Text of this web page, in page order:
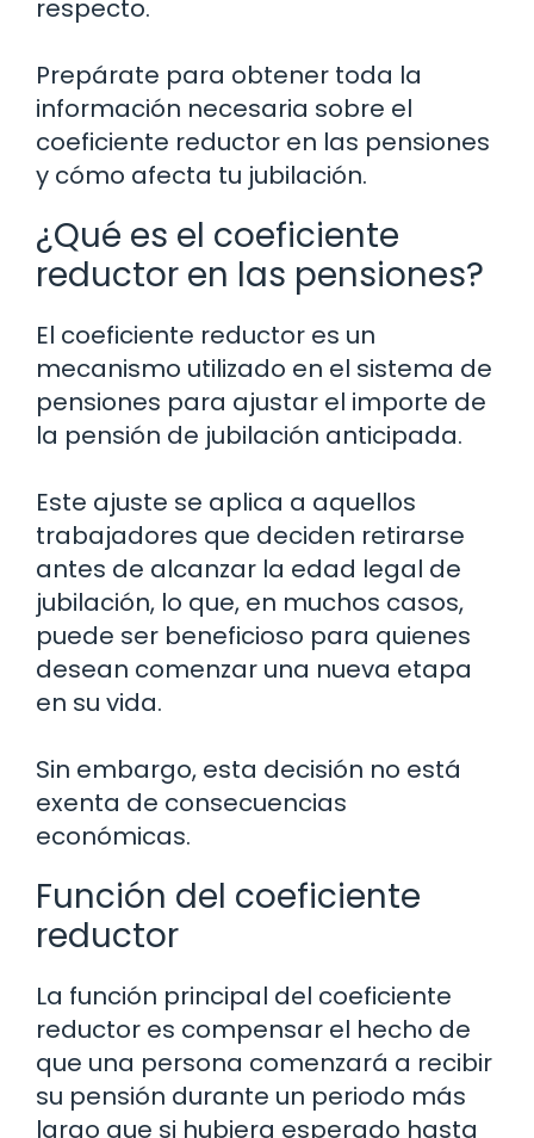
respecto.
Prepárate para obtener toda la
información necesaria sobre el
coeficiente reductor en las pensiones
y cómo afecta tu jubilación.
¿Qué es el coeficiente
reductor en las pensiones?
El coeficiente reductor es un
mecanismo utilizado en el sistema de
pensiones para ajustar el importe de
la pensión de jubilación anticipada.
Este ajuste se aplica a aquellos
trabajadores que deciden retirarse
antes de alcanzar la edad legal de
jubilación, lo que, en muchos casos,
puede ser beneficioso para quienes
desean comenzar una nueva etapa
en su vida.
Sin embargo, esta decisión no está
exenta de consecuencias
económicas.
Función del coeficiente
reductor
La función principal del coeficiente
reductor es compensar el hecho de
que una persona comenzará a recibir
su pensión durante un periodo más
largo que si hubiera esperado hasta